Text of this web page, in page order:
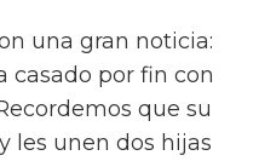
una gran noticia:
casado por fin con
que su
les unen dos hijas